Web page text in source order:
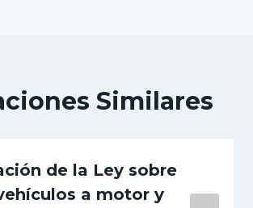
Similares
de la Ley sobre
a motor y